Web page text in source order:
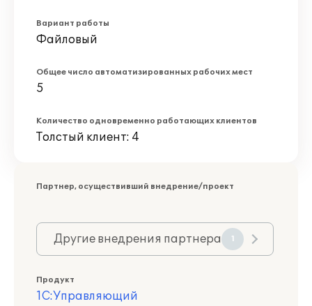
Вариант работы
Файловый
Общее число автоматизированных рабочих мест
5
Количество одновременно работающих клиентов
Толстый клиент: 4
Партнер, осуществивший внедрение/проект
Другие внедрения партнера 1
Продукт
1С:Управляющий